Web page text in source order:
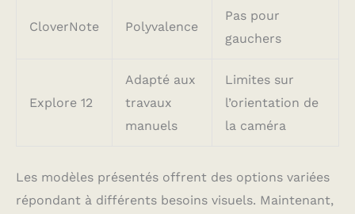
CloverNote Polyvalence
Pas pour
gauchers
Explore 12
Adapté aux
travaux
manuels
Limites sur
l’orientation de
la caméra
Les modèles présentés offrent des options variées
répondant à différents besoins visuels. Maintenant,